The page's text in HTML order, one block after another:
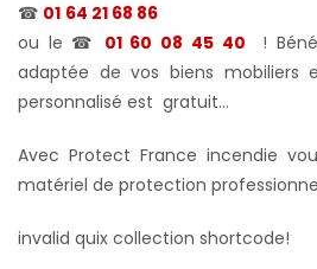
☎ 01 64 21 68 86
ou le ☎ 01 60 08 45 40
!
adaptée de vos biens mobiliers
personnalisé est gratuit...
Avec Protect France incendie
matériel de protection
invalid quix collection shortcode!